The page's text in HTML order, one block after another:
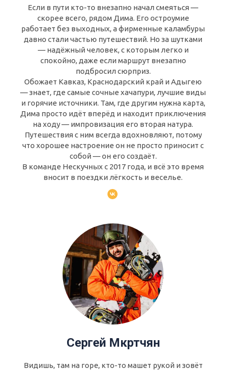
Если в пути кто-то внезапно начал смеяться —
скорее всего, рядом Дима. Его остроумие
работает без выходных, а фирменные каламбуры
давно стали частью путешествий. Но за шутками
— надёжный человек, с которым легко и
спокойно, даже если маршрут внезапно
подбросил сюрприз.
Обожает Кавказ, Краснодарский край и Адыгею
— знает, где самые сочные хачапури, лучшие виды
и горячие источники. Там, где другим нужна карта,
Дима просто идёт вперёд и находит приключения
на ходу — импровизация его вторая натура.
Путешествия с ним всегда вдохновляют, потому
что хорошее настроение он не просто приносит с
собой — он его создаёт.
В команде Нескучных с 2017 года, и всё это время
вносит в поездки лёгкость и веселье.
Сергей Мкртчян
Видишь, там на горе, кто-то машет рукой и зовёт